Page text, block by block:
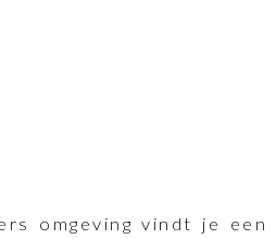
omgeving vindt je een